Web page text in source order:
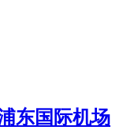
东国际机场